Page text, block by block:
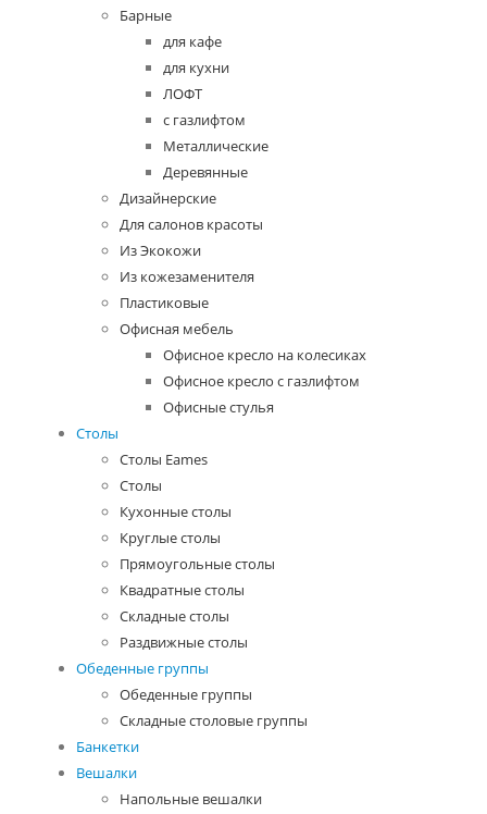
Барные
для кафе
для кухни
ЛОФТ
с газлифтом
Металлические
Деревянные
Дизайнерские
Для салонов красоты
Из Экокожи
Из кожезаменителя
Пластиковые
Офисная мебель
Офисное кресло на колесиках
Офисное кресло с газлифтом
Офисные стулья
Столы
Столы Eames
Столы
Кухонные столы
Круглые столы
Прямоугольные столы
Квадратные столы
Складные столы
Раздвижные столы
Обеденные группы
Обеденные группы
Складные столовые группы
Банкетки
Вешалки
Напольные вешалки